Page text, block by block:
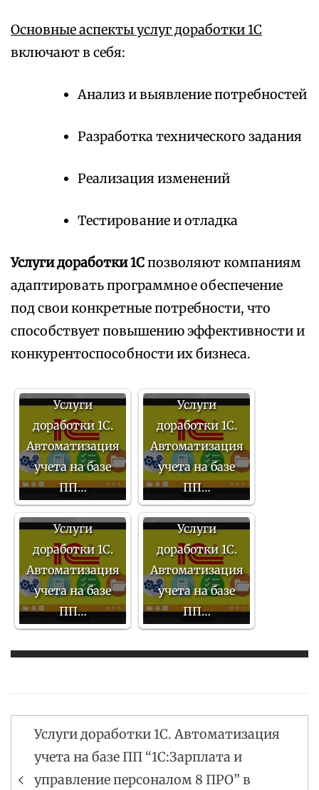
Основные аспекты услуг доработки 1С
включают в себя:
Анализ и выявление потребностей
Разработка технического задания
Реализация изменений
Тестирование и отладка
Услуги доработки 1Спозволяют компаниям
адаптировать программное обеспечение
под свои конкретные потребности, что
способствует повышению эффективности и
конкурентоспособности их бизнеса.
Услуги
доработки 1С.
Автоматизация
учета на базе
ПП…
Услуги
доработки 1С.
Автоматизация
учета на базе
ПП…
Услуги
доработки 1С.
Автоматизация
учета на базе
ПП…
Услуги
доработки 1С.
Автоматизация
учета на базе
ПП…
Навигация
по
Услуги доработки 1С. Автоматизация
учета на базе ПП “1С:Зарплата и
управление персоналом 8 ПРО” в